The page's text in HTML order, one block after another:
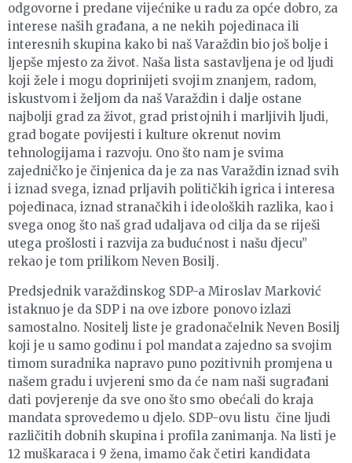
odgovorne i predane vijećnike u radu za opće dobro, za
interese naših građana, a ne nekih pojedinaca ili
interesnih skupina kako bi naš Varaždin bio još bolje i
ljepše mjesto za život. Naša lista sastavljena je od ljudi
koji žele i mogu doprinijeti svojim znanjem, radom,
iskustvom i željom da naš Varaždin i dalje ostane
najbolji grad za život, grad pristojnih i marljivih ljudi,
grad bogate povijesti i kulture okrenut novim
tehnologijama i razvoju. Ono što nam je svima
zajedničko je činjenica da je za nas Varaždin iznad svih
i iznad svega, iznad prljavih političkih igrica i interesa
pojedinaca, iznad stranačkih i ideoloških razlika, kao i
svega onog što naš grad udaljava od cilja da se riješi
utega prošlosti i razvija za budućnost i našu djecu”
rekao je tom prilikom Neven Bosilj.
Predsjednik varaždinskog SDP-a Miroslav Marković
istaknuo je da SDP i na ove izbore ponovo izlazi
samostalno. Nositelj liste je gradonačelnik Neven Bosilj
koji je u samo godinu i pol mandata zajedno sa svojim
timom suradnika napravo puno pozitivnih promjena u
našem gradu i uvjereni smo da će nam naši sugrađani
dati povjerenje da sve ono što smo obećali do kraja
mandata sprovedemo u djelo. SDP-ovu listu čine ljudi
različitih dobnih skupina i profila zanimanja. Na listi je
12 muškaraca i 9 žena, imamo čak četiri kandidata